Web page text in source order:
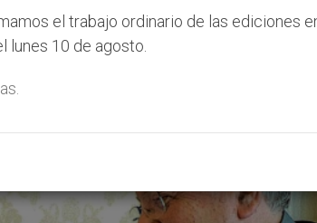
Editorial Vaticano’
el trabajo ordinario de las ediciones
lunes 10 de agosto.